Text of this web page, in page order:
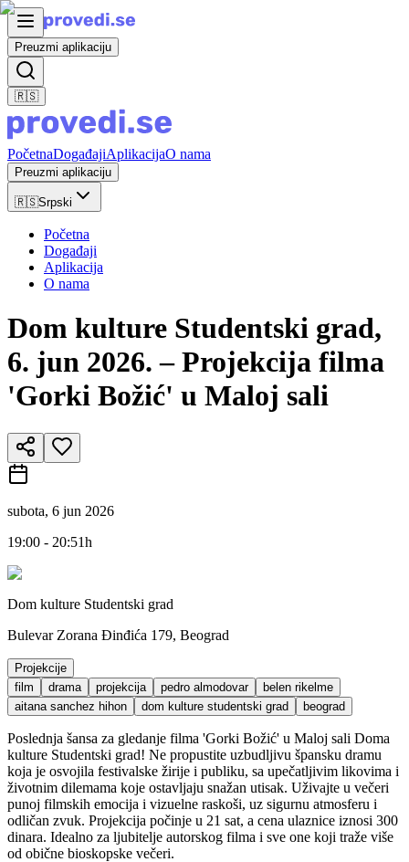
Preuzmi aplikaciju
🇷🇸
PočetnaDogađajiAplikacijaO nama
Preuzmi aplikaciju
🇷🇸Srpski
Početna
Događaji
Aplikacija
O nama
Dom kulture Studentski grad,
6. jun 2026. – Projekcija filma
'Gorki Božić' u Maloj sali
subota, 6 jun 2026
19:00 - 20:51h
Dom kulture Studentski grad
Bulevar Zorana Đinđića 179, Beograd
Projekcije
film
drama projekcija pedro almodovar
belen rikelme
aitana sanchez hihon
dom kulture studentski grad beograd
Poslednja šansa za gledanje filma 'Gorki Božić' u Maloj sali Doma
kulture Studentski grad! Ne propustite uzbudljivu špansku dramu
koja je osvojila festivalske žirije i publiku, sa upečatljivim likovima i
životnim dilemama koje ostavljaju snažan utisak. Uživajte u večeri
punoj filmskih emocija i vizuelne raskoši, uz sigurnu atmosferu i
odličan zvuk. Projekcija počinje u 21 sat, a cena ulaznice iznosi 300
dinara. Idealno za ljubitelje autorskog filma i sve one koji traže više
od obične bioskopske večeri.